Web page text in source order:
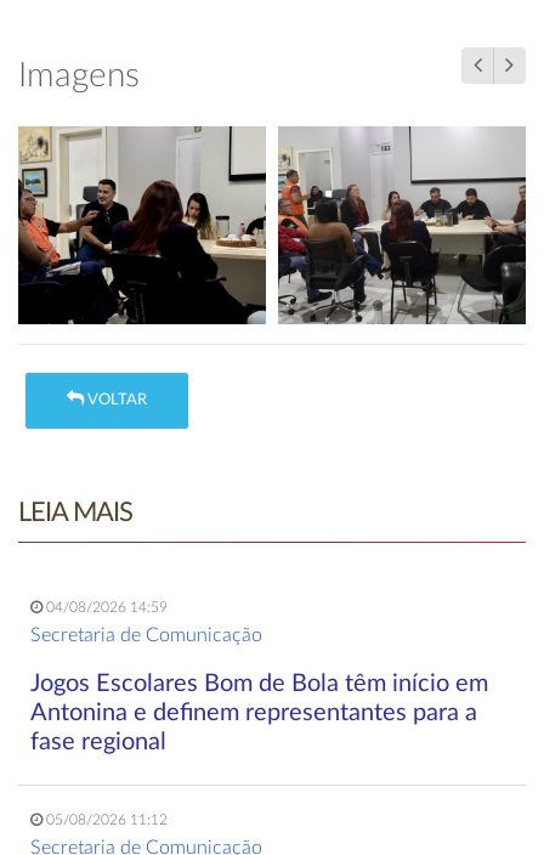
Imagens
VOLTAR
LEIA MAIS
04/08/2026 14:59
Secretaria de Comunicação
Jogos Escolares Bom de Bola têm início em
Antonina e definem representantes para a
fase regional
05/08/2026 11:12
Secretaria de Comunicação